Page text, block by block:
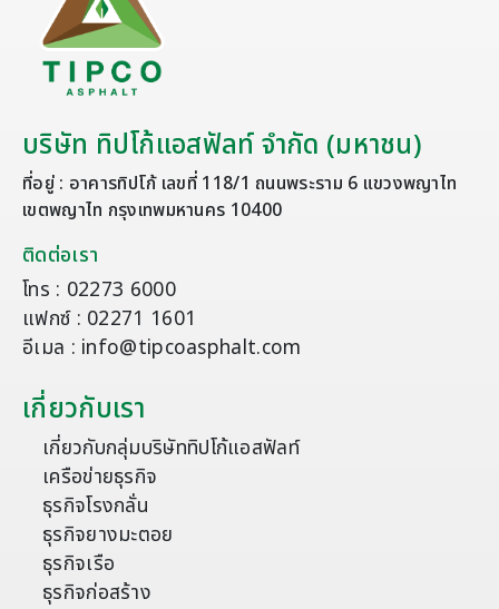
บริษัท ทิปโก้แอสฟัลท์ จำกัด (มหาชน)
ที่อยู่ : อาคารทิปโก้ เลขที่ 118/1 ถนนพระราม 6 แขวงพญาไท
เขตพญาไท กรุงเทพมหานคร 10400
ติดต่อเรา
โทร : 02273 6000
แฟกซ์ : 02271 1601
อีเมล : info@tipcoasphalt.com
เกี่ยวกับเรา
เกี่ยวกับกลุ่มบริษัททิปโก้แอสฟัลท์
เครือข่ายธุรกิจ
ธุรกิจโรงกลั่น
ธุรกิจยางมะตอย
ธุรกิจเรือ
ธุรกิจก่อสร้าง